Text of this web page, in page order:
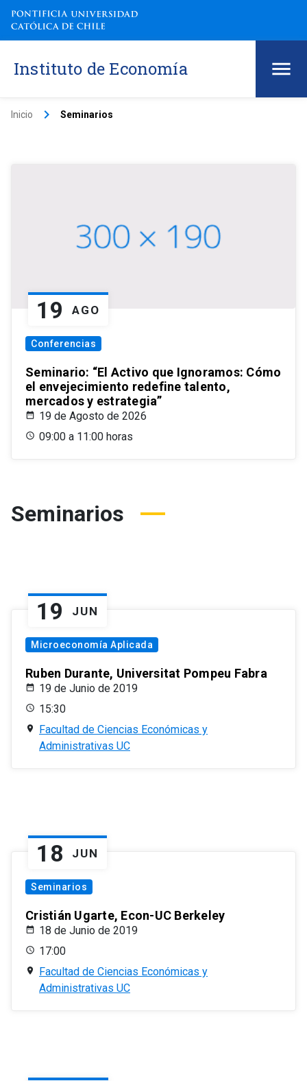
Instituto de Economía
Inicio keyboard_arrow_right Seminarios
19 AGO
Conferencias
Seminario: “El Activo que Ignoramos: Cómo
el envejecimiento redefine talento,
mercados y estrategia”
19 de Agosto de 2026
09:00 a 11:00 horas
Seminarios
19 JUN
Microeconomía Aplicada
Ruben Durante, Universitat Pompeu Fabra
19 de Junio de 2019
15:30
Facultad de Ciencias Económicas y
Administrativas UC
18 JUN
Seminarios
Cristián Ugarte, Econ-UC Berkeley
18 de Junio de 2019
17:00
Facultad de Ciencias Económicas y
Administrativas UC